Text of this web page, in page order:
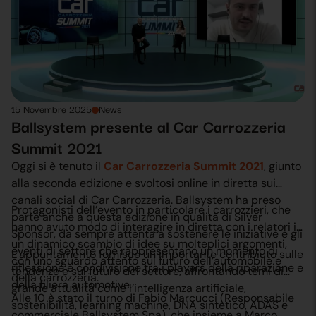
emissioni zero”.
15 Novembre 2025 News
Ballsystem presente al Car Carrozzeria
Summit 2021
Oggi si è tenuto il Car Carrozzeria Summit 2021, giunto
alla seconda edizione e svoltosi online in diretta sui
canali social di Car Carrozzeria. Ballsystem ha preso
parte anche a questa edizione in qualità di Silver
Sponsor, da sempre attenta a sostenere le iniziative e gli
eventi di settore che rappresentano un momento di
riflessione e condivisione tra i players della riparazione e
della filiera automotive.
Protagonisti dell’evento in particolare i carrozzieri, che
hanno avuto modo di interagire in diretta con i relatori in
un dinamico scambio di idee su molteplici argomenti,
con uno sguardo attento sul futuro dell’automobile e
della carrozzeria.
L’appuntamento fornisce un importante contribiuto sulle
tendenze e sul futuro del settore, affrontando temi di
grande attualità come l’intelligenza artificiale,
sostenibilità, learning machine, DNA sintetico, ADAS e
Alle 10 è stato il turno di Fabio Marcucci (Responsabile